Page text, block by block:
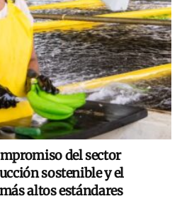
del sector
sostenible y el
altos estándares